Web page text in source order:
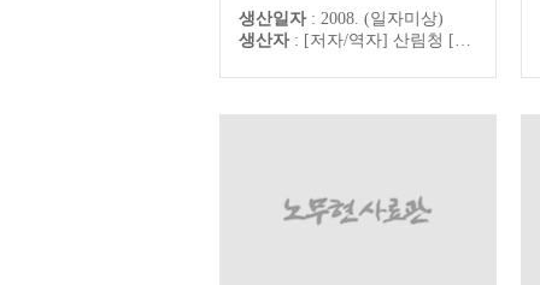
경변화 제3장 산림과학기술
R&D의 비전제2부 연구개발 혁
네트워크 활성화 제3장 포트폴
생산일자 : 2008. (일자미상)
생산자 : [저자/역자] 산림청 [출판] 산림청